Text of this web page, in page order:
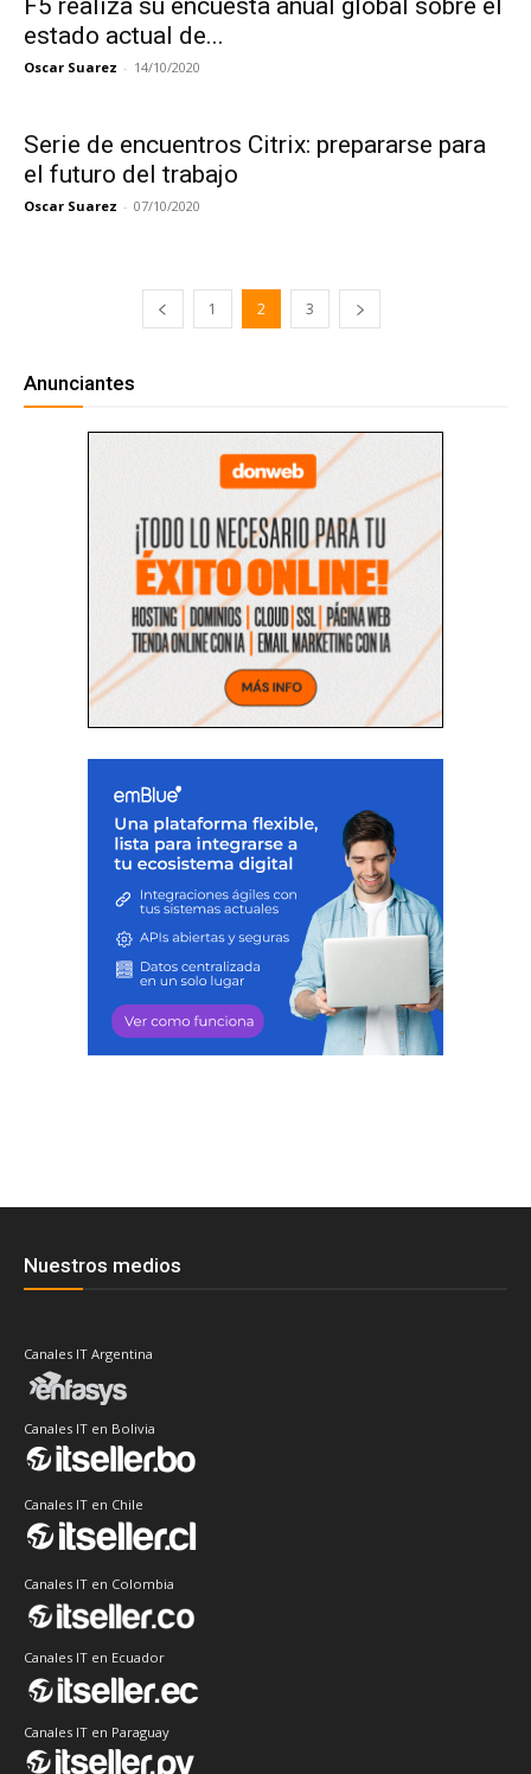
F5 realiza su encuesta anual global sobre el
estado actual de...
Oscar Suarez - 14/10/2020
Serie de encuentros Citrix: prepararse para
el futuro del trabajo
Oscar Suarez - 07/10/2020
1 2 3
Anunciantes
Nuestros medios
Canales IT Argentina
Canales IT en Bolivia
Canales IT en Chile
Canales IT en Colombia
Canales IT en Ecuador
Canales IT en Paraguay